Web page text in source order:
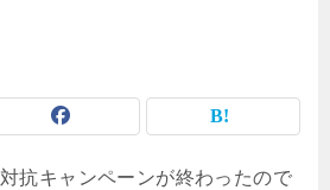
抗キャンペーンが終わったので